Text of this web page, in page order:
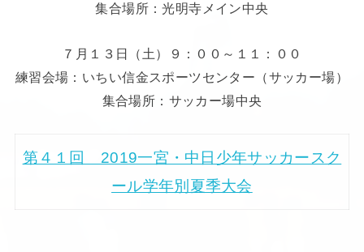
集合場所：光明寺メイン中央
７月１３日（土）９：００～１１：００
練習会場：いちい信金スポーツセンター（サッカー場）
集合場所：サッカー場中央
第４１回 2019一宮・中日少年サッカースク
ール学年別夏季大会